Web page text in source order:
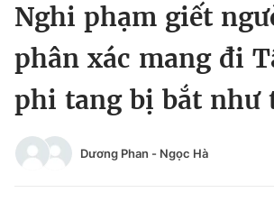
Chuyên mục
Chào ngày mới
Đổi mật khẩu
Tin đã lưu
Tin đã xem
Đăng xuất
Nghi phạm giết
phân xác mang đi
phi tang bị bắt như
Dương Phan - Ngọc Hà